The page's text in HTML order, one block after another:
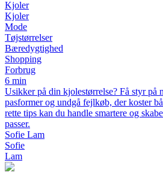
Kjoler
Kjoler
Mode
Tøjstørrelser
Bæredygtighed
Shopping
Forbrug
6 min
Usikker på din kjolestørrelse? Få styr på
pasformer og undgå fejlkøb, der koster
rette tips kan du handle smartere og
passer.
Sofie Lam
Sofie
Lam